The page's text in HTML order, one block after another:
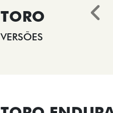
TORO
VERSÕES